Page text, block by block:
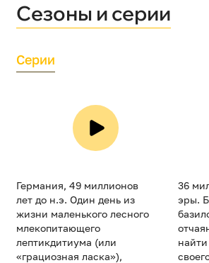
Сезоны и серии
Серии
Германия, 49 миллионов
лет до н.э. Один день из
жизни маленького лесного
млекопитающего
лептикдитиума (или
«грациозная ласка»),
36
эры.